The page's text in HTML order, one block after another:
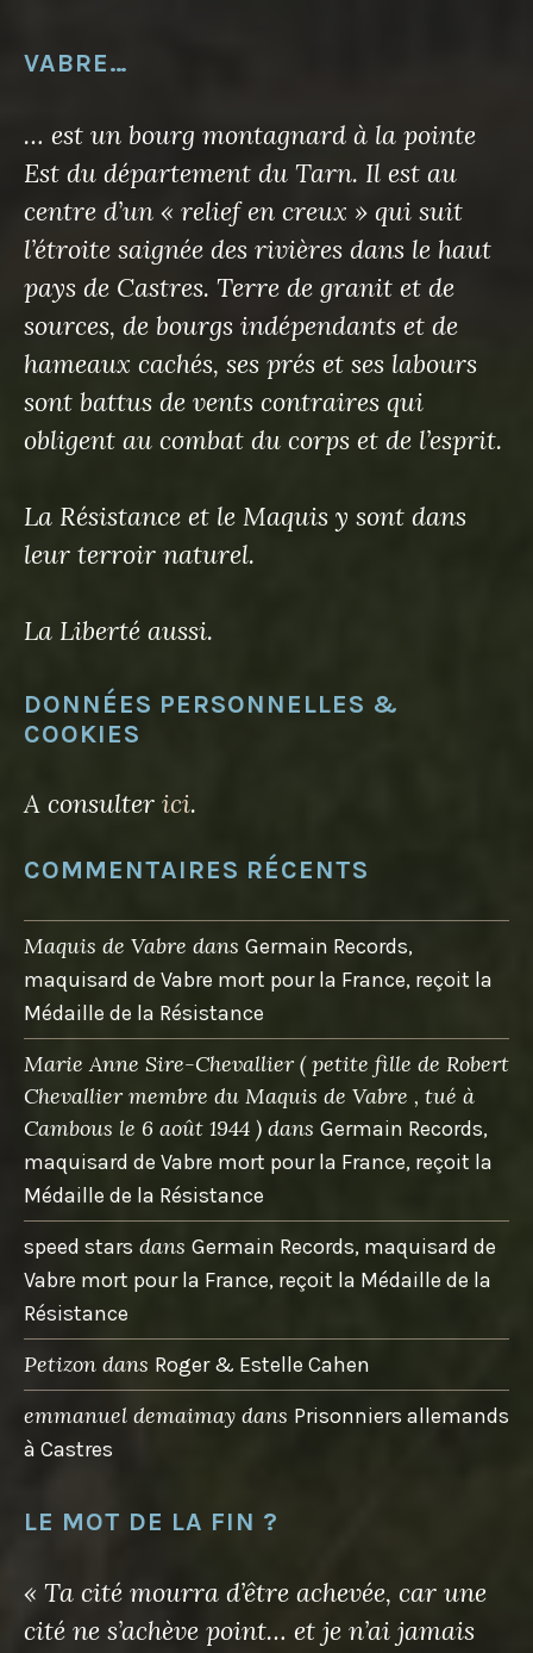
VABRE…
… est un bourg montagnard à la pointe
Est du département du Tarn. Il est au
centre d’un « relief en creux » qui suit
l’étroite saignée des rivières dans le haut
pays de Castres. Terre de granit et de
sources, de bourgs indépendants et de
hameaux cachés, ses prés et ses labours
sont battus de vents contraires qui
obligent au combat du corps et de l’esprit.
La Résistance et le Maquis y sont dans
leur terroir naturel.
La Liberté aussi.
DONNÉES PERSONNELLES &
COOKIES
A consulter ici.
COMMENTAIRES RÉCENTS
Maquis de Vabre dans Germain Records,
maquisard de Vabre mort pour la France, reçoit la
Médaille de la Résistance
Marie Anne Sire-Chevallier ( petite fille de Robert
Chevallier membre du Maquis de Vabre , tué à
Cambous le 6 août 1944 ) dans Germain Records,
maquisard de Vabre mort pour la France, reçoit la
Médaille de la Résistance
speed stars dans Germain Records, maquisard de
Vabre mort pour la France, reçoit la Médaille de la
Résistance
Petizon dans Roger & Estelle Cahen
emmanuel demaimay dans Prisonniers allemands
à Castres
LE MOT DE LA FIN ?
« Ta cité mourra d’être achevée, car une
cité ne s’achève point… et je n’ai jamais